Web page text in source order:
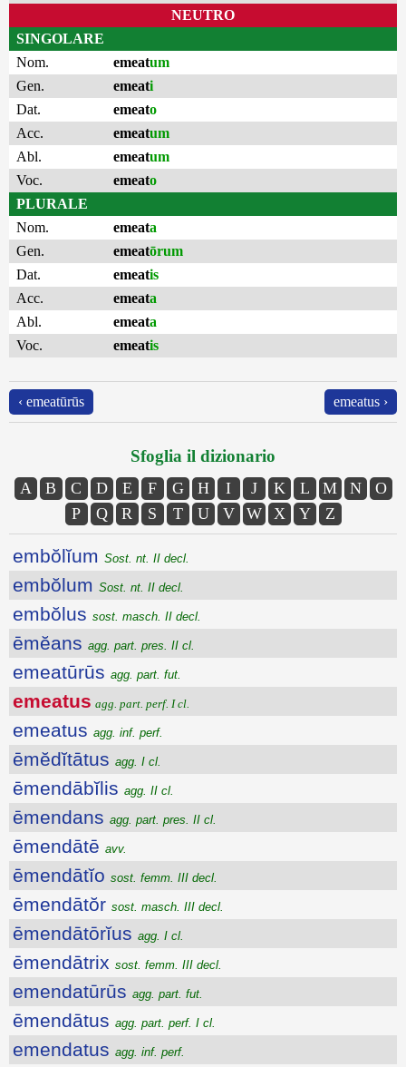
NEUTRO
SINGOLARE
Nom.
emeatum
Gen.
emeati
Dat.
emeato
Acc.
emeatum
Abl.
emeatum
Voc.
emeato
PLURALE
Nom.
emeata
Gen.
emeatōrum
Dat.
emeatis
Acc.
emeata
Abl.
emeata
Voc.
emeatis
‹ emeatūrūs emeatus ›
Sfoglia il dizionario
A B C D E F G H I J K L M N
O
P
Q R S T U V W X Y Z
embŏlĭum Sost. nt. II decl.
embŏlum Sost. nt. II decl.
embŏlus sost. masch. II decl.
ēmĕans agg. part. pres. II cl.
emeatūrūs agg. part. fut.
emeatus agg. part. perf. I cl.
emeatus agg. inf. perf.
ēmĕdĭtātus agg. I cl.
ēmendābĭlis agg. II cl.
ēmendans agg. part. pres. II cl.
ēmendātē avv.
ēmendātĭo sost. femm. III decl.
ēmendātŏr sost. masch. III decl.
ēmendātōrĭus agg. I cl.
ēmendātrix sost. femm. III decl.
emendatūrūs agg. part. fut.
ēmendātus agg. part. perf. I cl.
emendatus agg. inf. perf.